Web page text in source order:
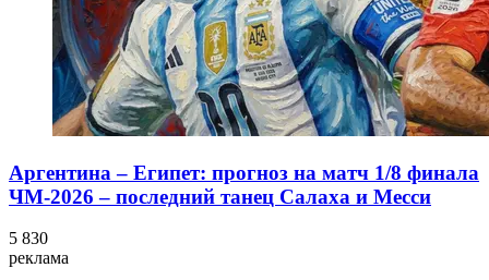
Аргентина – Египет: прогноз на матч 1/8 финала
ЧМ-2026 – последний танец Салаха и Месси
5 830
реклама